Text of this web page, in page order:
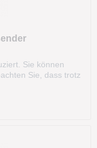
Sie können
Sie, dass trotz
technische